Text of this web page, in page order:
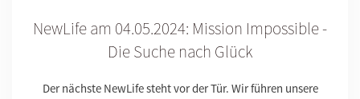
NewLife am 04.05.2024: Mission Impossible -
Die Suche nach Glück
Der nächste NewLife steht vor der Tür. Wir führen unsere